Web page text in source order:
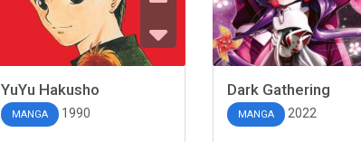
YuYu Hakusho
MANGA 1990
Dark Gathering
MANGA 2022